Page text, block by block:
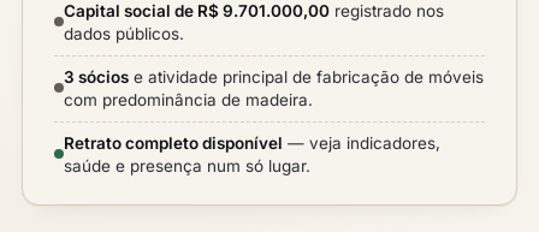
Capital social de R$ 9.701.000,00 registrado nos
dados públicos.
3 sócios e atividade principal de fabricação de móveis
com predominância de madeira.
Retrato completo disponível — veja indicadores,
saúde e presença num só lugar.